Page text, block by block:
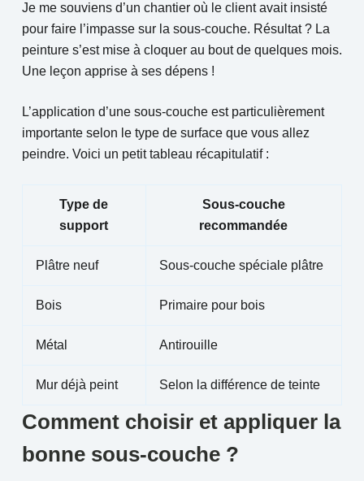
Je me souviens d’un chantier où le client avait insisté
pour faire l’impasse sur la sous-couche. Résultat ? La
peinture s’est mise à cloquer au bout de quelques mois.
Une leçon apprise à ses dépens !
L’application d’une sous-couche est particulièrement
importante selon le type de surface que vous allez
peindre. Voici un petit tableau récapitulatif :
Type de
support
Sous-couche
recommandée
Plâtre neuf Sous-couche spéciale plâtre
Bois Primaire pour bois
Métal Antirouille
Mur déjà peint Selon la différence de teinte
Comment choisir et appliquer la
bonne sous-couche ?